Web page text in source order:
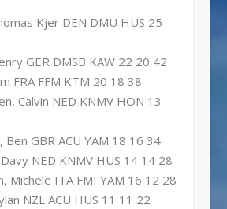
Kjer DEN DMU HUS 25
GER DMSB KAW 22 20 42
FRA FFM KTM 20 18 38
Calvin NED KNMV HON 13
GBR ACU YAM 18 16 34
NED KNMV HUS 14 14 28
Michele ITA FMI YAM 16 12 28
NZL ACU HUS 11 11 22